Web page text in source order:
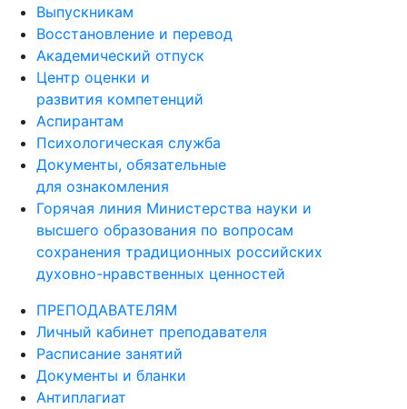
Выпускникам
Восстановление и перевод
Академический отпуск
Центр оценки и
развития компетенций
Аспирантам
Психологическая служба
Документы, обязательные
для ознакомления
Горячая линия Министерства науки и
высшего образования по вопросам
сохранения традиционных российских
духовно-нравственных ценностей
ПРЕПОДАВАТЕЛЯМ
Личный кабинет преподавателя
Расписание занятий
Документы и бланки
Антиплагиат